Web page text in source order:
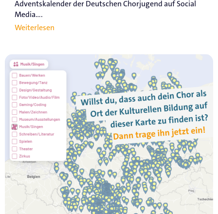
Adventskalender der Deutschen Chorjugend auf Social
Media....
Weiterlesen